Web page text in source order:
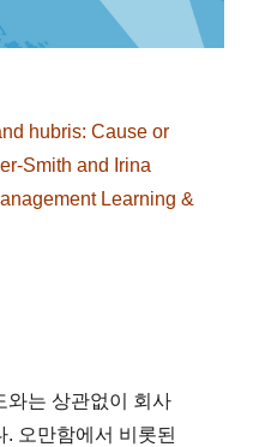
hubris: Cause or
Smith and Irina
Learning &
와는 상관없이 회사
오만함에서 비롯된